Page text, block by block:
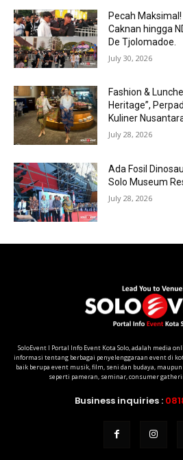
Pecah
Caknan hingga
De Tjolomadoe.
July 30, 2026
Fashion &
Heritage”,
Kuliner
July 28, 2026
Ada Fosil
Solo Museum
July 28, 2026
SoloEvent I Portal Info Event Kota Solo, adalah media
informasi tentang berbagai penyelenggaraan event di
baik berupa event musik, film, seni dan budaya,
seperti pameran, seminar, consumer
Business inquiries :